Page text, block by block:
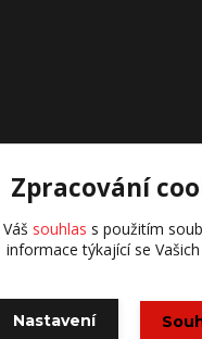
všechna práva
Zpracování
souhlas s použitím
informace týkající se
Nastavení